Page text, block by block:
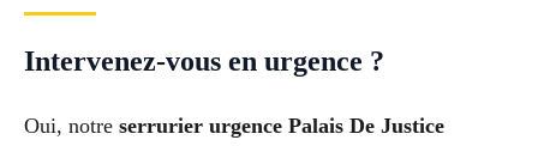
Intervenez-vous en urgence ?
Oui, notre serrurier urgence Palais De Justice